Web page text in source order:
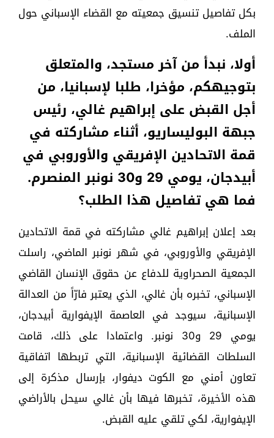
بكل تفاصيل تنسيق جمعيته مع القضاء الإسباني حول
الملف.
أولا، نبدأ من آخر مستجد، والمتعلق
بتوجيهكم، مؤخرا، طلبا لإسبانيا، من
أجل القبض على إبراهيم غالي، رئيس
جبهة البوليساريو، أثناء مشاركته في
قمة الاتحادين الإفريقي والأوروبي في
أبيدجان، يومي 29 و30 نونبر المنصرم.
فما هي تفاصيل هذا الطلب؟
بعد إعلان إبراهيم غالي مشاركته في قمة الاتحادين
الإفريقي والأوروبي، في شهر نونبر الماضي، راسلت
الجمعية الصحراوية للدفاع عن حقوق الإنسان القاضي
الإسباني، تخبره بأن غالي، الذي يعتبر فارّاً من العدالة
الإسبانية، سيوجد في العاصمة الإيفوارية أبيدجان،
يومي 29 و30 نونبر. واعتمادا على ذلك، قامت
السلطات القضائية الإسبانية، التي تربطها اتفاقية
تعاون أمني مع الكوت ديفوار، بإرسال مذكرة إلى
هذه الأخيرة، تخبرها فيها بأن غالي سيحل بالأراضي
الإيفوارية، لكي تلقي عليه القبض.